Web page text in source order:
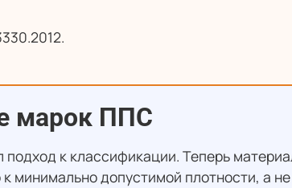
марок ППС
к классификации. Теперь
минимально допустимой плотности, а